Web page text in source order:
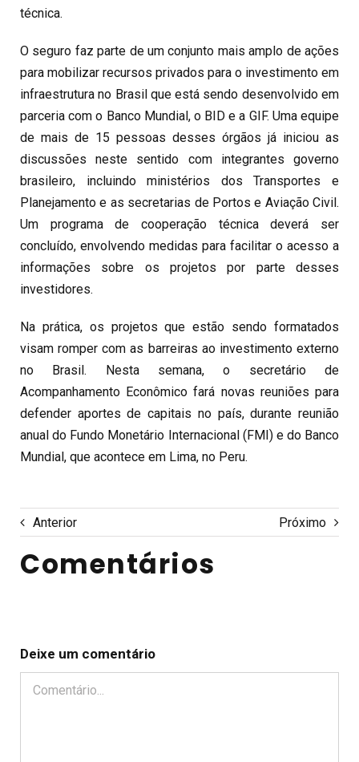
técnica.
O seguro faz parte de um conjunto mais amplo de ações
para mobilizar recursos privados para o investimento em
infraestrutura no Brasil que está sendo desenvolvido em
parceria com o Banco Mundial, o BID e a GIF. Uma equipe
de mais de 15 pessoas desses órgãos já iniciou as
discussões neste sentido com integrantes governo
brasileiro, incluindo ministérios dos Transportes e
Planejamento e as secretarias de Portos e Aviação Civil.
Um programa de cooperação técnica deverá ser
concluído, envolvendo medidas para facilitar o acesso a
informações sobre os projetos por parte desses
investidores.
Na prática, os projetos que estão sendo formatados
visam romper com as barreiras ao investimento externo
no Brasil. Nesta semana, o secretário de
Acompanhamento Econômico fará novas reuniões para
defender aportes de capitais no país, durante reunião
anual do Fundo Monetário Internacional (FMI) e do Banco
Mundial, que acontece em Lima, no Peru.
Anterior Próximo
Comentários
Deixe um comentário
Comentário